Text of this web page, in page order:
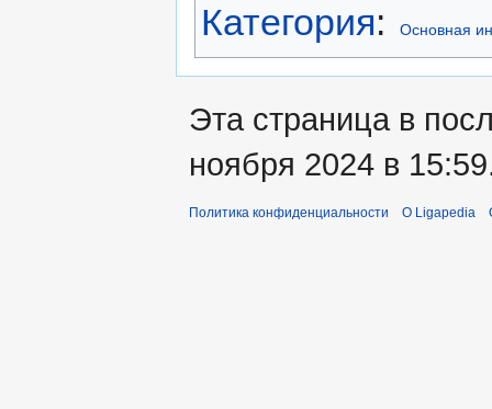
Категория: Основная
Эта страница в
ноября 2024 в
Политика конфиденциальности О Ligapedia